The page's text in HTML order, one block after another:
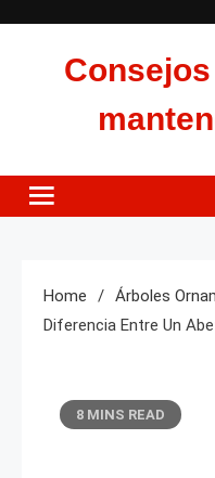
Home Árboles
Diferencia Entre Un
8 MINS READ